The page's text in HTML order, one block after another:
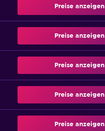
Preise anzeigen
Preise anzeigen
Preise anzeigen
Preise anzeigen
Preise anzeigen